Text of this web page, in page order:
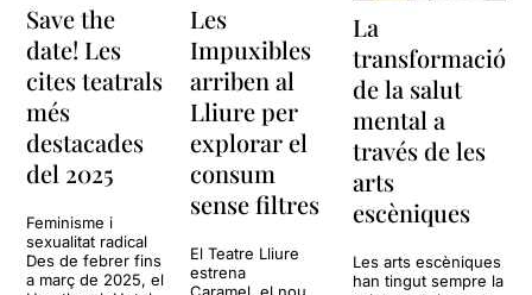
Save the
date! Les
cites teatrals
més
destacades
del 2025
Feminisme i
sexualitat radical
Des de febrer fins
a març de 2025, el
Les
Impuxibles
arriben al
Lliure per
explorar el
consum
sense filtres
El Teatre Lliure
estrena
Caramel, el nou
La
transformació
de la salut
mental a
través de les
arts
escèniques
Les arts escèniques
han tingut sempre la